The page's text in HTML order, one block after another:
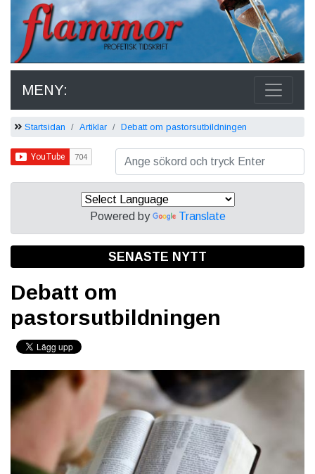
MENY:
Startsidan Artiklar Debatt om pastorsutbildningen
Powered by Translate
SENASTE NYTT
Debatt om
pastorsutbildningen